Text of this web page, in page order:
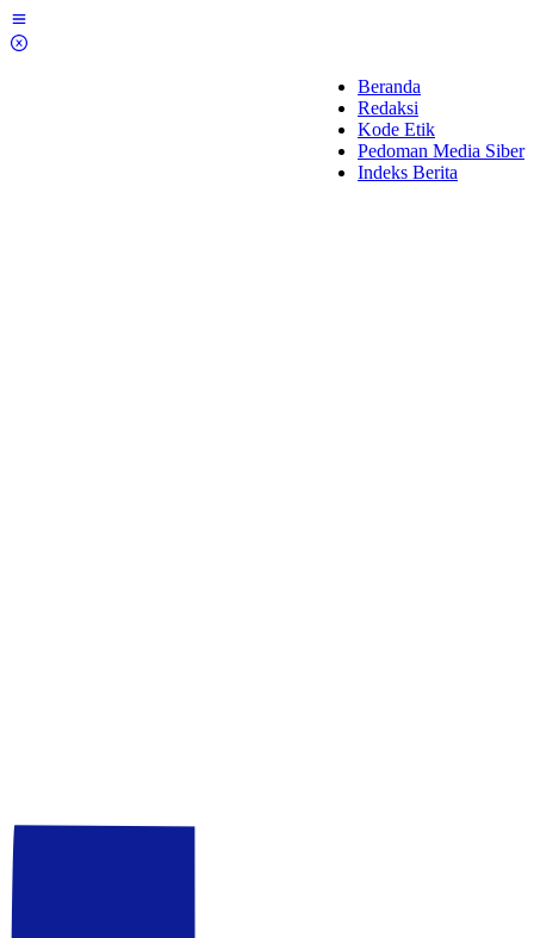
Lewati
ke
Beranda
Redaksi
Kode Etik
Pedoman Media Siber
Indeks Berita